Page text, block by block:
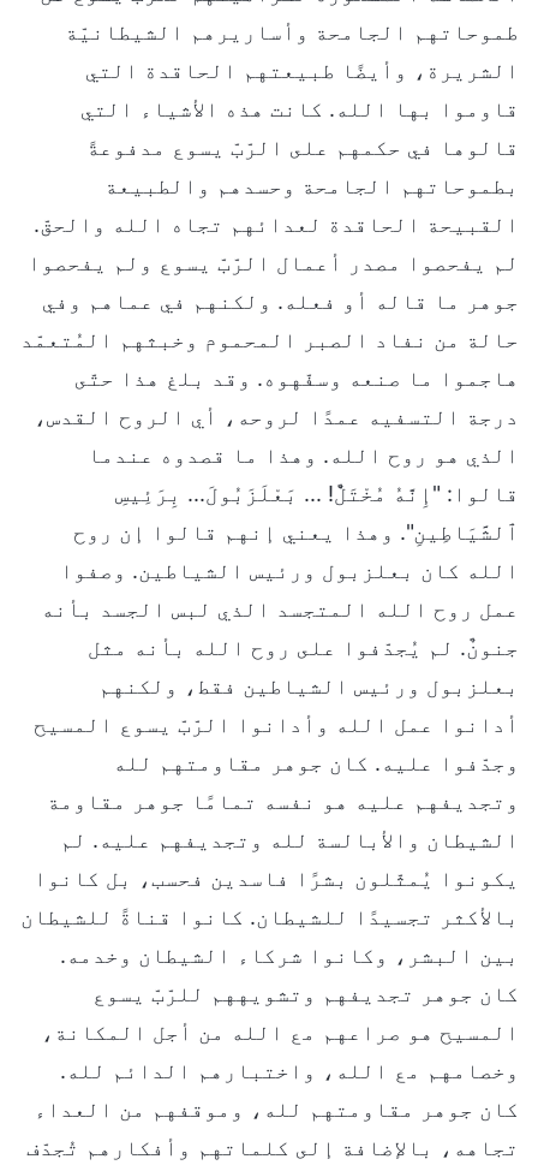
طموحاتهم الجامحة وأساريرهم الشيطانيّة
الشريرة، وأيضًا طبيعتهم الحاقدة التي
قاوموا بها الله. كانت هذه الأشياء التي
قالوها في حكمهم على الرّبّ يسوع مدفوعةً
بطموحاتهم الجامحة وحسدهم والطبيعة
القبيحة الحاقدة لعدائهم تجاه الله والحقّ.
لم يفحصوا مصدر أعمال الرّبّ يسوع ولم يفحصوا
جوهر ما قاله أو فعله. ولكنهم في عماهم وفي
حالة من نفاد الصبر المحموم وخبثهم المُتعمّد
هاجموا ما صنعه وسفّهوه. وقد بلغ هذا حتّى
درجة التسفيه عمدًا لروحه، أي الروح القدس،
الذي هو روح الله. وهذا ما قصدوه عندما
قالوا: "إِنَّهُ مُخْتَلٌّ! ... بَعْلَزَبُولَ... بِرَئِيسِ
ٱلشَّيَاطِينِ". وهذا يعني إنهم قالوا إن روح
الله كان بعلزبول ورئيس الشياطين. وصفوا
عمل روح الله المتجسد الذي لبس الجسد بأنه
جنونٌ. لم يُجدّفوا على روح الله بأنه مثل
بعلزبول ورئيس الشياطين فقط، ولكنهم
أدانوا عمل الله وأدانوا الرّبّ يسوع المسيح
وجدّفوا عليه. كان جوهر مقاومتهم لله
وتجديفهم عليه هو نفسه تمامًا جوهر مقاومة
الشيطان والأبالسة لله وتجديفهم عليه. لم
يكونوا يُمثّلون بشرًا فاسدين فحسب، بل كانوا
بالأكثر تجسيدًا للشيطان. كانوا قناةً للشيطان
بين البشر، وكانوا شركاء الشيطان وخدمه.
كان جوهر تجديفهم وتشويههم للرّبّ يسوع
المسيح هو صراعهم مع الله من أجل المكانة،
وخصامهم مع الله، واختبارهم الدائم لله.
كان جوهر مقاومتهم لله، وموقفهم من العداء
تجاهه، بالإضافة إلى كلماتهم وأفكارهم تُجدّف